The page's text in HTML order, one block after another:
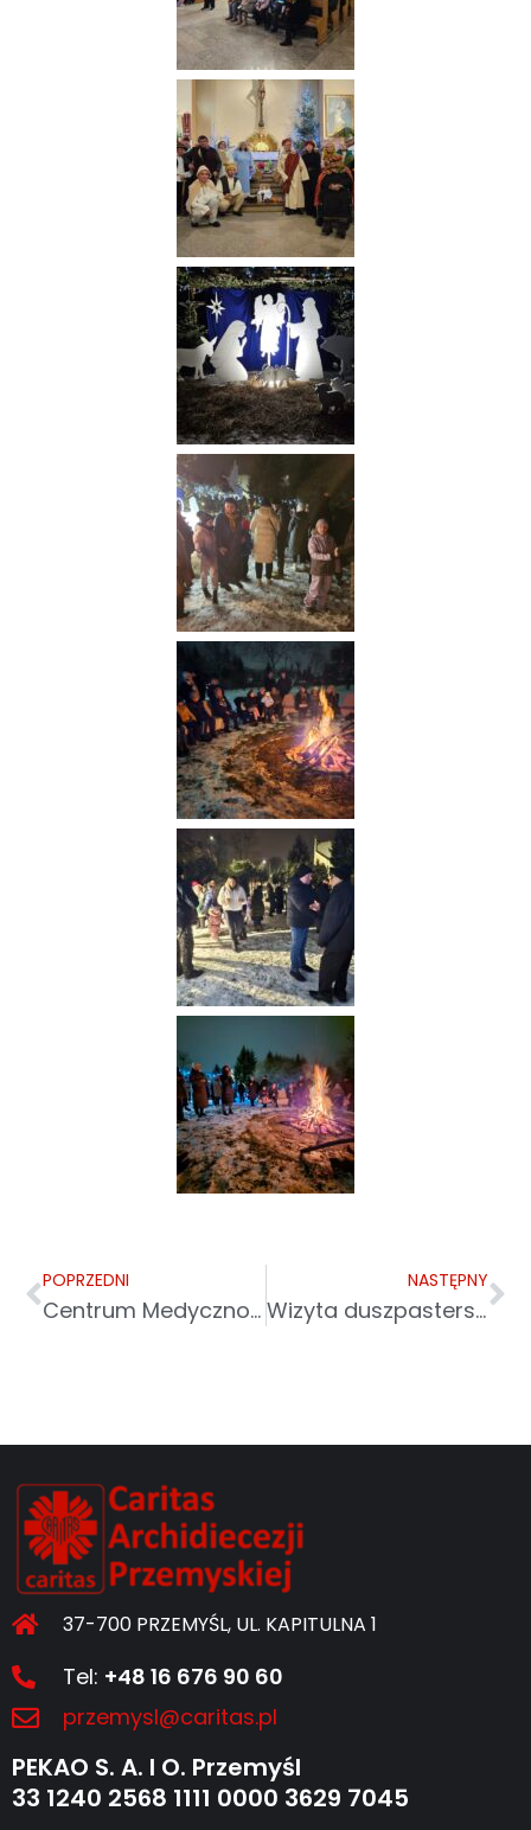
POPRZEDNI
Centrum Medyczno-Charytatywne im. św. Józefa w Przemyślu
NASTĘPNY
Wizyta duszpasterska 2026 w Centrum Charytatywnym w Przemyślu
37-700 PRZEMYŚL, UL. KAPITULNA 1
Tel: +48 16 676 90 60
przemysl@caritas.pl
PEKAO S. A. I O. Przemyśl
33 1240 2568 1111 0000 3629 7045